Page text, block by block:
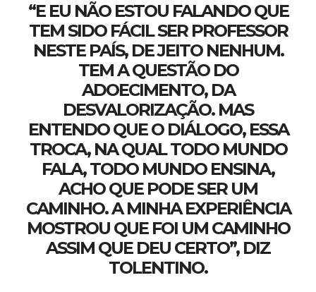
“E EU NÃO ESTOU FALANDO QUE
TEM SIDO FÁCIL SER PROFESSOR
NESTE PAÍS, DE JEITO NENHUM.
TEM A QUESTÃO DO
ADOECIMENTO, DA
DESVALORIZAÇÃO. MAS
ENTENDO QUE O DIÁLOGO, ESSA
TROCA, NA QUAL TODO MUNDO
FALA, TODO MUNDO ENSINA,
ACHO QUE PODE SER UM
CAMINHO. A MINHA EXPERIÊNCIA
MOSTROU QUE FOI UM CAMINHO
ASSIM QUE DEU CERTO”, DIZ
TOLENTINO.